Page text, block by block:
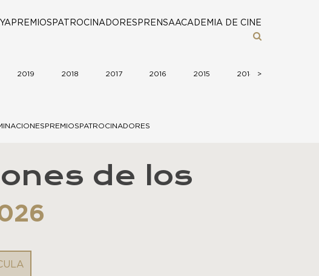
PREMIOS PATROCINADORES PRENSAACADEMIA DE CINE
2019 2018 2017 2016 2015 2014 >
PREMIOSPATROCINADORES
de los